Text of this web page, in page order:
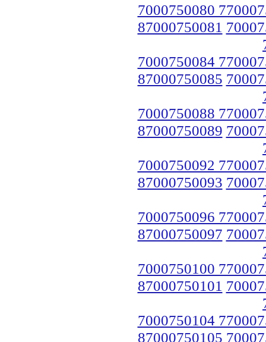
7000750080
87000750081
7000750084
87000750085
7000750088
87000750089
7000750092
87000750093
7000750096
87000750097
7000750100
87000750101
7000750104
87000750105